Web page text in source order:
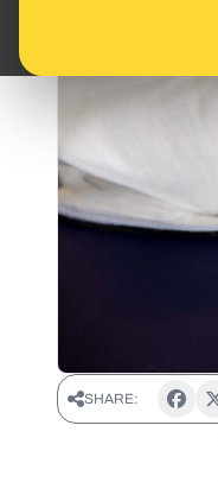
SHARE: